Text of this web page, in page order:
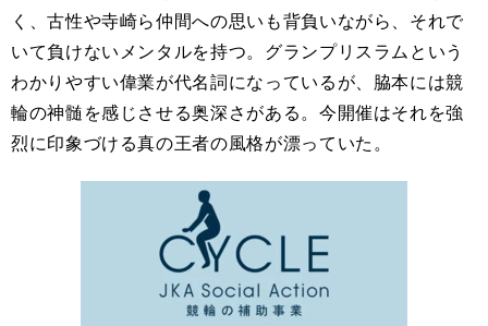
く、古性や寺崎ら仲間への思いも背負いながら、それで
いて負けないメンタルを持つ。グランプリスラムという
わかりやすい偉業が代名詞になっているが、脇本には競
輪の神髄を感じさせる奥深さがある。今開催はそれを強
烈に印象づける真の王者の風格が漂っていた。